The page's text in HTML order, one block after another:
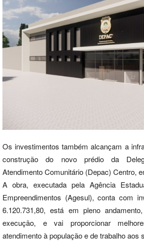
Os investimentos também alcançam a
construção do novo prédio da
Atendimento Comunitário (Depac) Centro,
A obra, executada pela Agência
Empreendimentos (Agesul), conta com
6.120.731,80, está em pleno
execução, e vai proporcionar
atendimento à população e de trabalho aos